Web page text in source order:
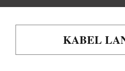
KABEL